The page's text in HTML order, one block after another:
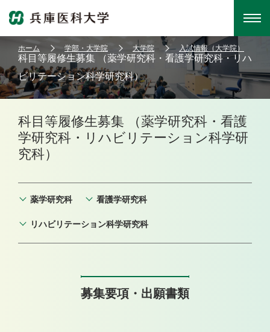
ホーム 学部・大学院 大学院 入試情報（大学院）
科目等履修生募集 （薬学研究科・看護学研究科・リハ
ビリテーション科学研究科）
科目等履修生募集 （薬学研究科・看護
学研究科・リハビリテーション科学研
究科）
薬学研究科 看護学研究科
リハビリテーション科学研究科
募集要項・出願書類